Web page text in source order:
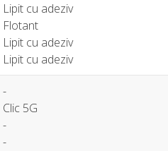
Lipit cu adeziv
Flotant
Lipit cu adeziv
Lipit cu adeziv
-
Clic 5G
-
-